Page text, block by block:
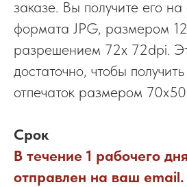
заказе. Вы получите его
формата JPG, размером
разрешением 72х 72dpi.
достаточно, чтобы
отпечаток размером
Срок
В течение 1 рабочего
отправлен на ваш email.